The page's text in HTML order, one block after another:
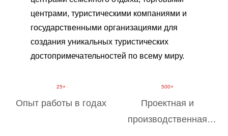
центрами, туристическими компаниями и
государственными организациями для
создания уникальных туристических
достопримечательностей по всему миру.
​​​​​​​​​​​​​​25+
Опыт работы в годах
500+
Проектная и
производственная